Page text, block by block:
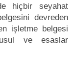
hiçbir seyahat
devreden
işletme belgesi
ve esaslar